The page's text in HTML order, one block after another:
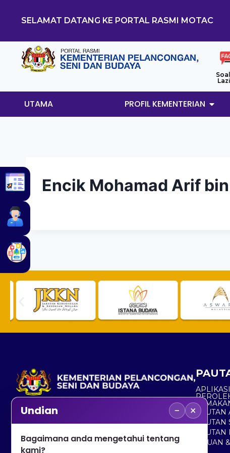
SELAMAT DATANG KE PORTAL RASMI MOTAC
UTAMA PROFIL KEMENTERIAN
Encik Mohamad Arif
No. 2, Menara 1, Jalan P5/6, Presint 5,
+603 8000 8000
PAUTAN
PAUTAN
ADUAN
Undian − ×
Bagaimana anda mengetahui tentang
kami?